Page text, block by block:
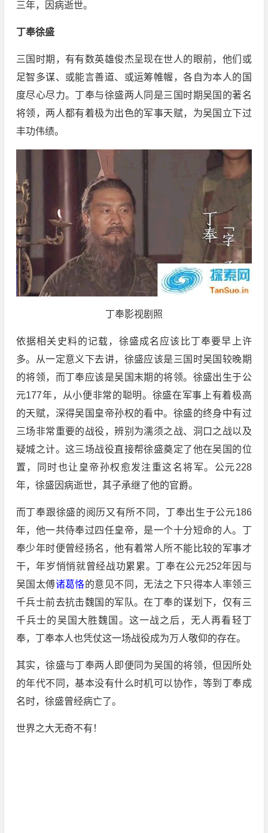
三年，因病逝世。
丁奉徐盛
三国时期，有有数英雄俊杰呈现在世人的眼前，他们或
足智多谋、或能言善道、或运筹帷幄，各自为本人的国
度尽心尽力。丁奉与徐盛两人同是三国时期吴国的著名
将领，两人都有着极为出色的军事天赋，为吴国立下过
丰功伟绩。
丁奉影视剧照
依据相关史料的记载，徐盛成名应该比丁奉要早上许
多。从一定意义下去讲，徐盛应该是三国时吴国较晚期
的将领，而丁奉应该是吴国末期的将领。徐盛出生于公
元177年，从小便非常的聪明。徐盛在军事上有着极高
的天赋，深得吴国皇帝孙权的看中。徐盛的终身中有过
三场非常重要的战役，辨别为濡须之战、洞口之战以及
疑城之计。这三场战役直接帮徐盛奠定了他在吴国的位
置，同时也让皇帝孙权愈发注重这名将军。公元228
年，徐盛因病逝世，其子承继了他的官爵。
而丁奉跟徐盛的阅历又有所不同，丁奉出生于公元186
年，他一共侍奉过四任皇帝，是一个十分短命的人。丁
奉少年时便曾经扬名，他有着常人所不能比较的军事才
干，年岁悄悄就曾经战功累累。丁奉在公元252年因与
吴国太傅诸葛恪的意见不同，无法之下只得本人率领三
千兵士前去抗击魏国的军队。在丁奉的谋划下，仅有三
千兵士的吴国大胜魏国。这一战之后，无人再看轻丁
奉，丁奉本人也凭仗这一场战役成为万人敬仰的存在。
其实，徐盛与丁奉两人即便同为吴国的将领，但因所处
的年代不同，基本没有什么时机可以协作，等到丁奉成
名时，徐盛曾经病亡了。
世界之大无奇不有！